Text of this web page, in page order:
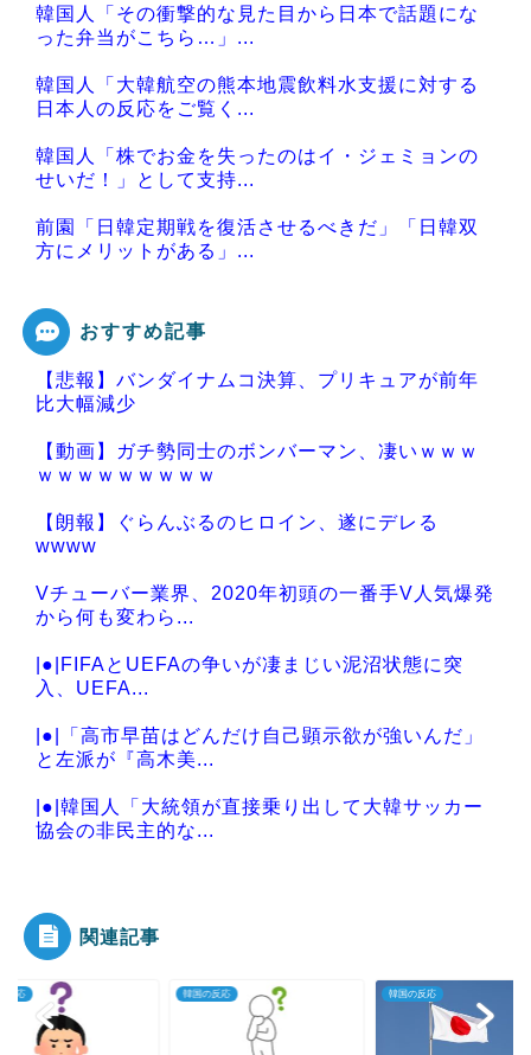
韓国人「その衝撃的な見た目から日本で話題にな
った弁当がこちら…」...
韓国人「大韓航空の熊本地震飲料水支援に対する
日本人の反応をご覧く...
韓国人「株でお金を失ったのはイ・ジェミョンの
せいだ！」として支持...
前園「日韓定期戦を復活させるべきだ」「日韓双
方にメリットがある」...
Powered by livedoor 相互RSS
おすすめ記事
【悲報】バンダイナムコ決算、プリキュアが前年
比大幅減少
【動画】ガチ勢同士のボンバーマン、凄いｗｗｗ
ｗｗｗｗｗｗｗｗｗ
【朗報】ぐらんぶるのヒロイン、遂にデレる
wwww
Vチューバー業界、2020年初頭の一番手V人気爆発
から何も変わら...
|●|FIFAとUEFAの争いが凄まじい泥沼状態に突
入、UEFA...
|●|「高市早苗はどんだけ自己顕示欲が強いんだ」
と左派が『高木美...
|●|韓国人「大統領が直接乗り出して大韓サッカー
協会の非民主的な...
Powered by livedoor 相互RSS
関連記事
反応 韓国の反応 韓国の反応